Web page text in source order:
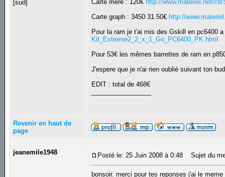
[sud] Carte mere : 120€ http://www.materiel.net/
Carte graph : 3450 31.50€ http://
Pour la ram je t'ai mis des Gskill en pc6400
Kit_Extreme2_2_x_1_Go_PC6400_PK.html
Pour 53€ les mêmes barrettes de ram en
J'espere que je n'ai rien oublié suivant ton
EDIT : total de 468€
Revenir en haut de
page
jeanemile1948 Posté le: 25 Juin 2008 à 0:48 Sujet du
bonsoir. merci pour tes reponses j'ai le